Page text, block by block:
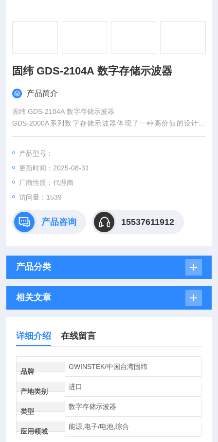
固纬 GDS-2104A 数字存储示波器
产品简介
固纬 GDS-2104A 数字存储示波器
GDS-2000A系列数字存储示波器体现了一种高价值的设计构
思，包括2GSa/s采样率、2M记录长度、2/4输入通道、超大彩色
0,000wfms/s的更新率可以快速完成波形捕获和处理。
产品型号：
更新时间：2025-08-31
厂商性质：代理商
访问量：1539
产品咨询 15537611912
产品分类
相关文章
详细介绍 在线留言
品牌
GWINSTEK/中国台湾固纬
产地类别
进口
类型
数字存储示波器
应用领域
能源,电子/电池,综合